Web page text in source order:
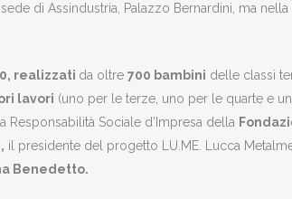
di Assindustria, Palazzo Bernardini, ma nella
realizzati da oltre 700 bambini delle classi
lavori (uno per le terze, uno per le quarte e
Sociale d’Impresa della
il presidente del progetto LU.ME. Lucca
Benedetto.